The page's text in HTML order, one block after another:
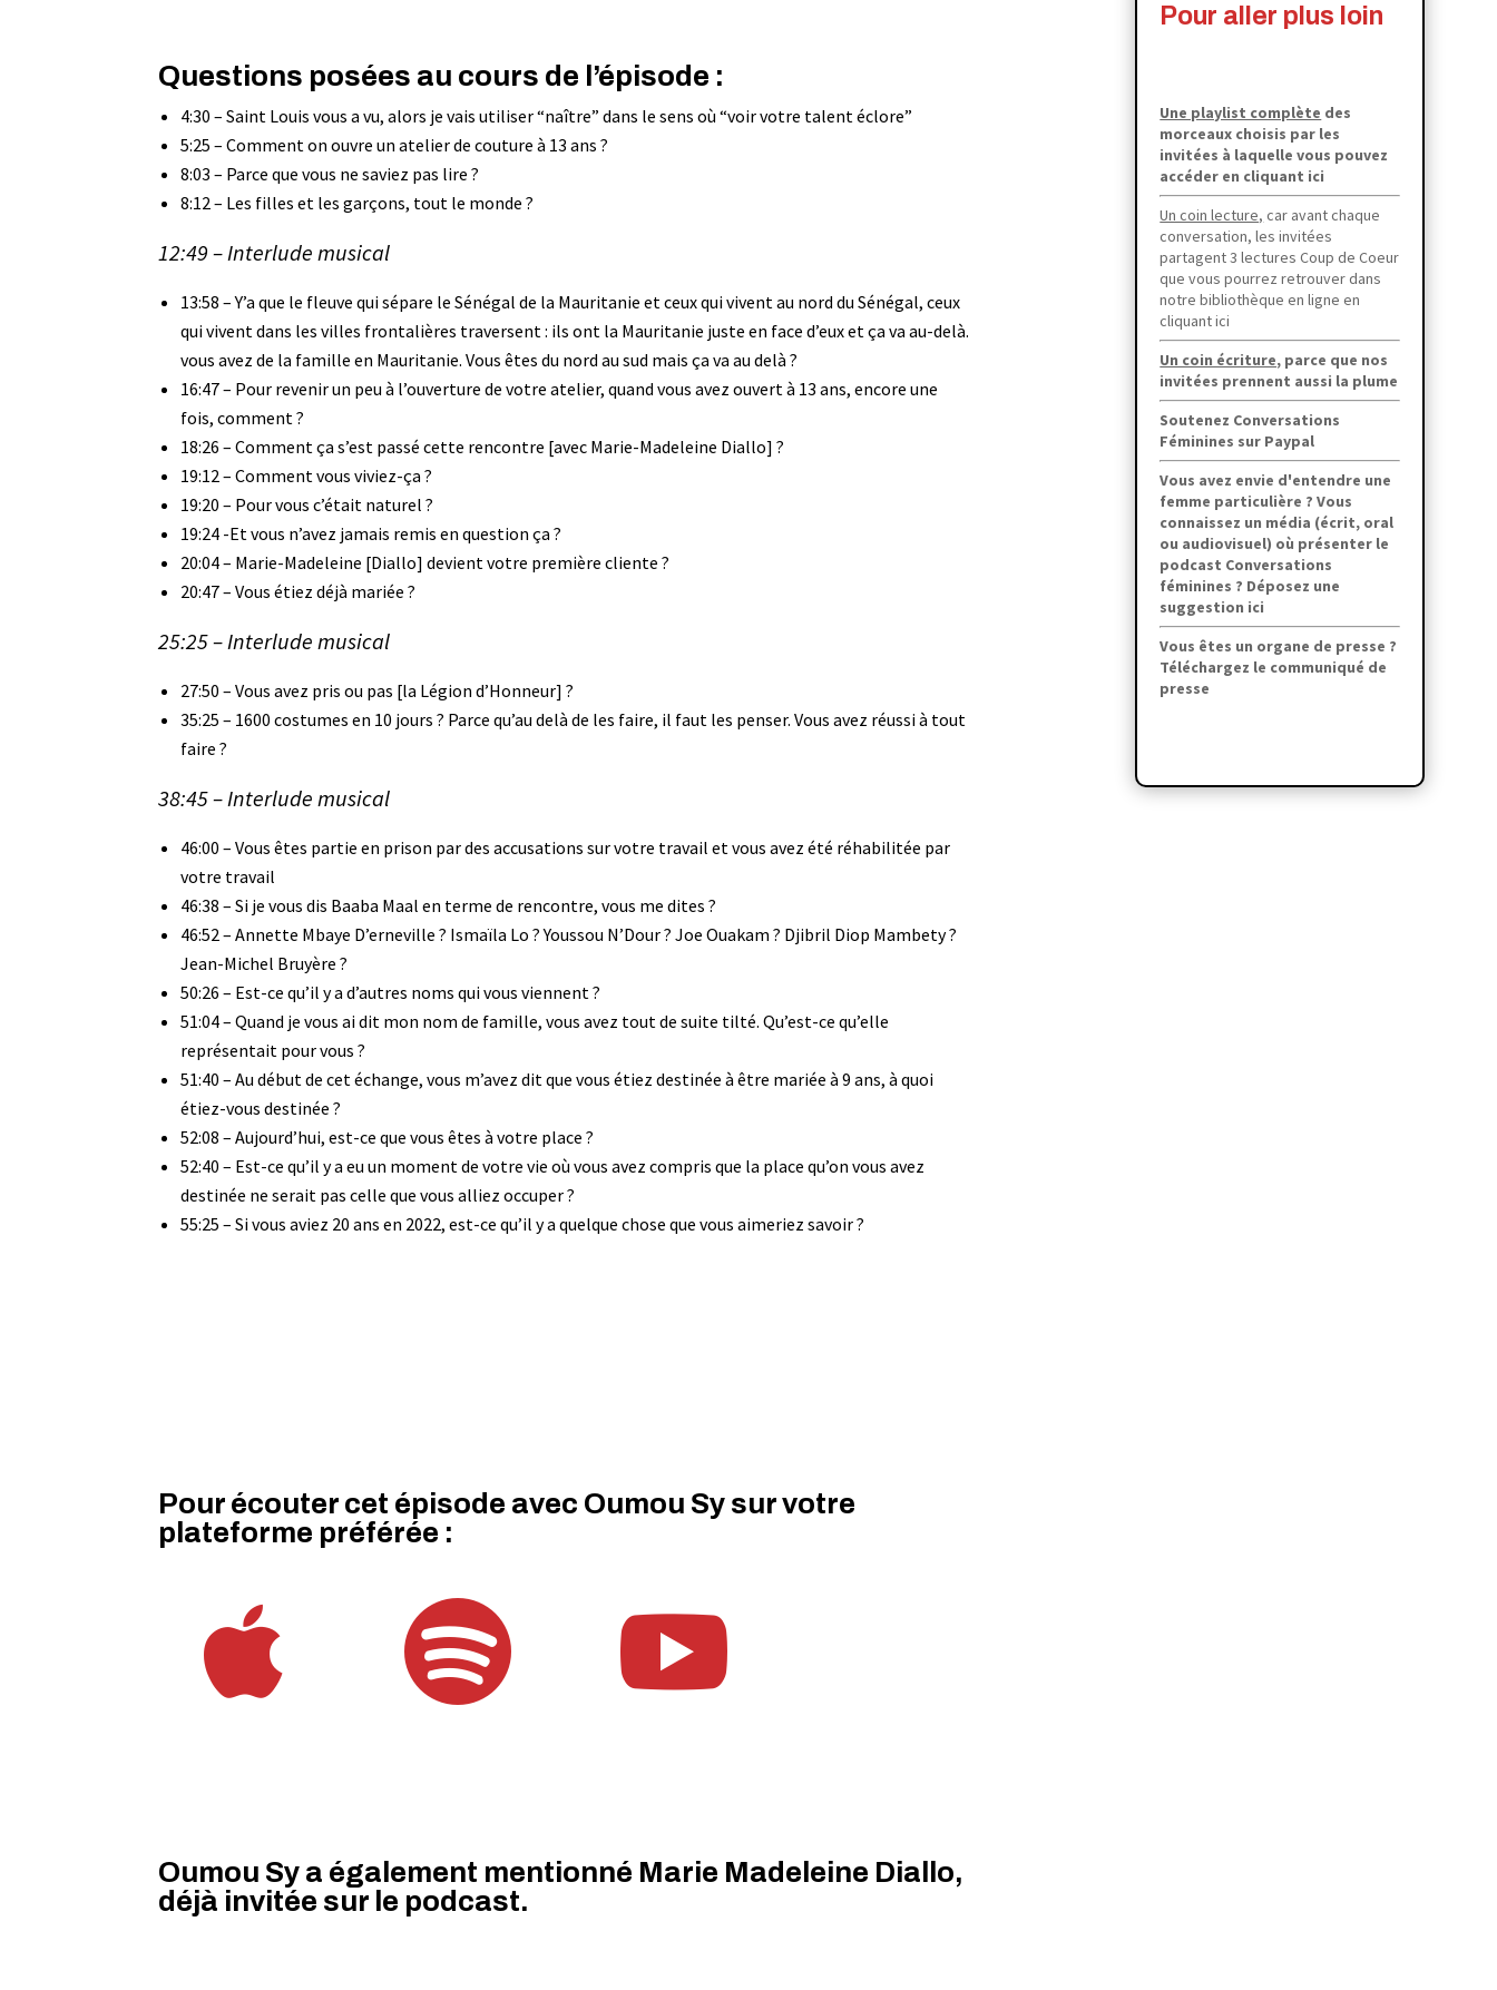
Questions posées au cours de l’épisode :
4:30 – Saint Louis vous a vu, alors je vais utiliser “naître” dans le sens où “voir votre talent éclore”
5:25 – Comment on ouvre un atelier de couture à 13 ans ?
8:03 – Parce que vous ne saviez pas lire ?
8:12 – Les filles et les garçons, tout le monde ?
12:49 – Interlude musical
13:58 – Y’a que le fleuve qui sépare le Sénégal de la Mauritanie et ceux qui vivent au nord du Sénégal, ceux
qui vivent dans les villes frontalières traversent : ils ont la Mauritanie juste en face d’eux et ça va au-delà.
vous avez de la famille en Mauritanie. Vous êtes du nord au sud mais ça va au delà ?
16:47 – Pour revenir un peu à l’ouverture de votre atelier, quand vous avez ouvert à 13 ans, encore une
fois, comment ?
18:26 – Comment ça s’est passé cette rencontre [avec Marie-Madeleine Diallo] ?
19:12 – Comment vous viviez-ça ?
19:20 – Pour vous c’était naturel ?
19:24 -Et vous n’avez jamais remis en question ça ?
20:04 – Marie-Madeleine [Diallo] devient votre première cliente ?
20:47 – Vous étiez déjà mariée ?
25:25 – Interlude musical
27:50 – Vous avez pris ou pas [la Légion d’Honneur] ?
35:25 – 1600 costumes en 10 jours ? Parce qu’au delà de les faire, il faut les penser. Vous avez réussi à tout
faire ?
38:45 – Interlude musical
46:00 – Vous êtes partie en prison par des accusations sur votre travail et vous avez été réhabilitée par
votre travail
46:38 – Si je vous dis Baaba Maal en terme de rencontre, vous me dites ?
46:52 – Annette Mbaye D’erneville ? Ismaïla Lo ? Youssou N’Dour ? Joe Ouakam ? Djibril Diop Mambety ?
Jean-Michel Bruyère ?
50:26 – Est-ce qu’il y a d’autres noms qui vous viennent ?
51:04 – Quand je vous ai dit mon nom de famille, vous avez tout de suite tilté. Qu’est-ce qu’elle
représentait pour vous ?
51:40 – Au début de cet échange, vous m’avez dit que vous étiez destinée à être mariée à 9 ans, à quoi
étiez-vous destinée ?
52:08 – Aujourd’hui, est-ce que vous êtes à votre place ?
52:40 – Est-ce qu’il y a eu un moment de votre vie où vous avez compris que la place qu’on vous avez
destinée ne serait pas celle que vous alliez occuper ?
55:25 – Si vous aviez 20 ans en 2022, est-ce qu’il y a quelque chose que vous aimeriez savoir ?
Pour écouter cet épisode avec Oumou Sy sur votre
plateforme préférée :
  
Oumou Sy a également mentionné Marie Madeleine Diallo,
déjà invitée sur le podcast.
Pour aller plus loin
Une playlist complète des
morceaux choisis par les
invitées à laquellevous pouvez
accéder en cliquant ici
Un coin lecture, car avant chaque
conversation, les invitées
partagent 3 lectures Coup de Coeur
que vous pourrez retrouver dans
notre bibliothèque en ligne en
cliquant ici
Un coin écriture, parce que nos
invitées prennent aussi la plume
Soutenez Conversations
Féminines sur Paypal
Vous avez envie d'entendre une
femme particulière ? Vous
connaissez un média (écrit, oral
ou audiovisuel) où présenter le
podcast Conversations
féminines ? Déposez une
suggestion ici
Vous êtes un organe de presse ?
Téléchargez le communiqué de
presse